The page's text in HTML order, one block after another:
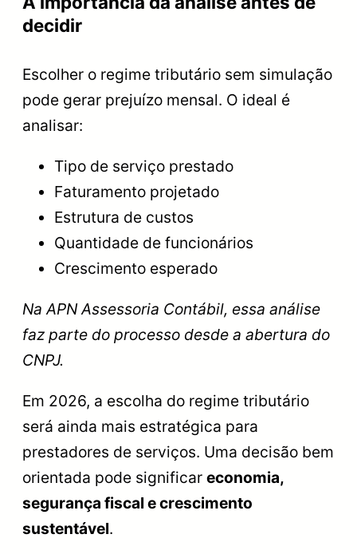
decidir
Escolher o regime tributário sem simulação
pode gerar prejuízo mensal. O ideal é
analisar:
Tipo de serviço prestado
Faturamento projetado
Estrutura de custos
Quantidade de funcionários
Crescimento esperado
Na APN Assessoria Contábil, essa análise
faz parte do processo desde a abertura do
CNPJ.
Em 2026, a escolha do regime tributário
será ainda mais estratégica para
prestadores de serviços. Uma decisão bem
orientada pode significar economia,
segurança fiscal e crescimento
sustentável.